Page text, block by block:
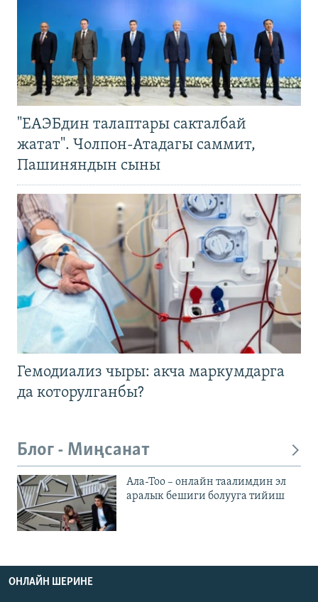
"ЕАЭБдин талаптары сакталбай
жатат". Чолпон-Атадагы саммит,
Пашиняндын сыны
Гемодиализ чыры: акча маркумдарга
да которулганбы?
Блог - Миңсанат
Ала-Тоо – онлайн таалимдин эл
аралык бешиги болууга тийиш
ОНЛАЙН ШЕРИНЕ